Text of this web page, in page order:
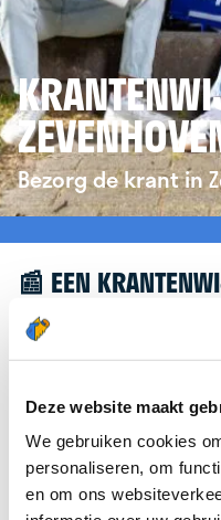
Deze website maakt
We gebruiken cookies
personaliseren, om
en om ons
Bezorg de krant in
📰 EEN
Leuk dat je
krantenwijk in
website van
eenvoudig
Zevenhoven.